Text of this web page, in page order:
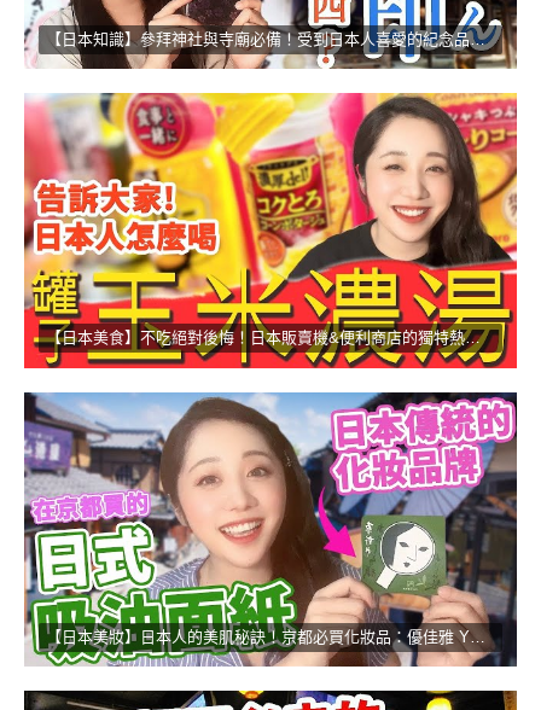
【日本知識】參拜神社與寺廟必備！受到日本人喜愛的紀念品！！
【日本美食】不吃絕對後悔！日本販賣機&便利商店的獨特熱食！
【日本美妝】日本人的美肌秘訣！京都必買化妝品：優佳雅 YOJIYA！！